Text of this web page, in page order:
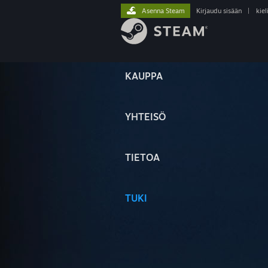
KAUPPA
YHTEISÖ
TIETOA
TUKI
Asenna Steam Kirjaudu sisään kieli